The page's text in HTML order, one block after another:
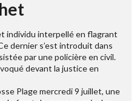
individu interpellé en flagrant
dernier s’est introduit dans
par une policière en civil.
devant la justice en
Plage mercredi 9 juillet, une